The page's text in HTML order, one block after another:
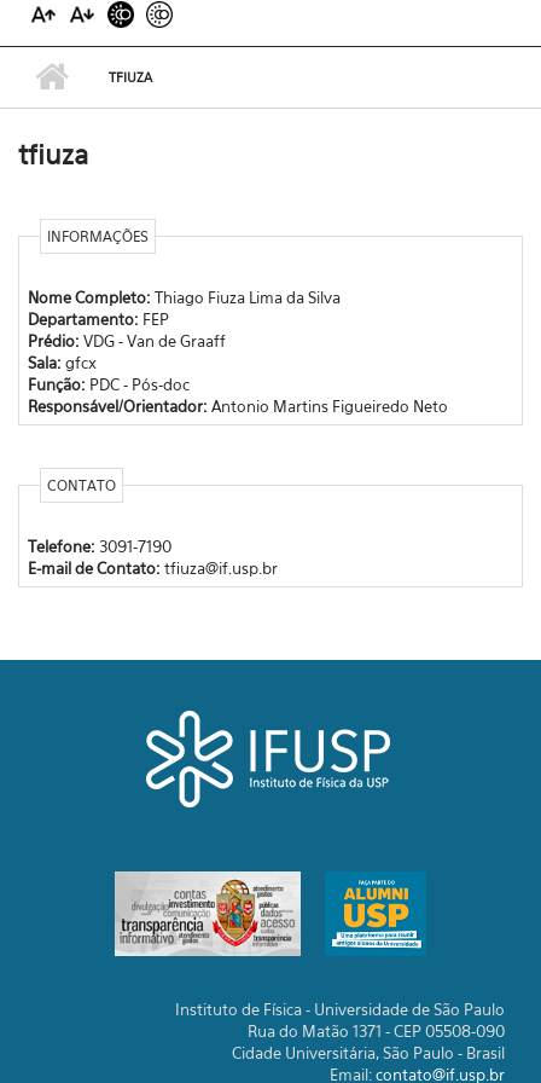
TFIUZA
tfiuza
INFORMAÇÕES
Nome Completo: Thiago Fiuza Lima da Silva
Departamento: FEP
Prédio: VDG - Van de Graaff
Sala: gfcx
Função: PDC - Pós-doc
Responsável/Orientador: Antonio Martins Figueiredo Neto
CONTATO
Telefone: 3091-7190
E-mail de Contato: tfiuza@if.usp.br
Instituto de Física - Universidade de São Paulo
Rua do Matão 1371 - CEP 05508-090
Cidade Universitária, São Paulo - Brasil
Email:contato@if.usp.br